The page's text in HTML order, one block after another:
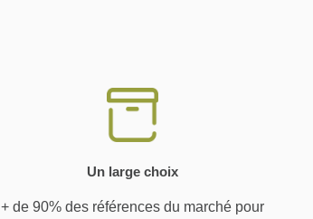
Un large choix
+ de 90% des références du marché pour